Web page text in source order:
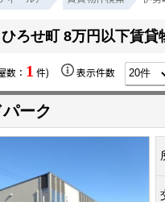
ろせ町 8万円以下賃貸
数： 1 件) 表示件数
ーク